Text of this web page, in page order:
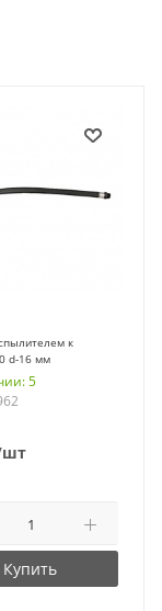
к
d-16 мм
5
Купить